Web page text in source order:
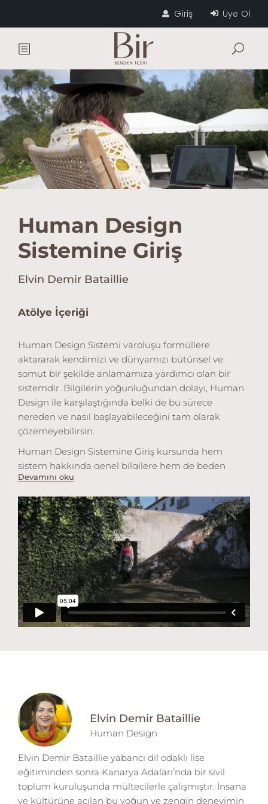
Giriş Üye Ol
Human Design
Sistemine Giriş
Elvin Demir Bataillie
Atölye İçeriği
Human Design Sistemi varoluşu formüllere
aktararak kendimizi ve dünyamızı bütünsel ve
somut bir şekilde anlamamıza yardımcı olan bir
sistemdir. Bilgilerin yoğunluğundan dolayı, Human
Design ile karşılaştığında belki de bu sürece
nereden ve nasıl başlayabileceğini tam olarak
çözemeyebilirsin.
Human Design Sistemine Giriş kursunda hem
sistem hakkında genel bilgilere hem de beden
grafiğini oluşturan en önemli temel ve detaylara
ulaşabilirsin. Böylece sistemi deneyimlemeye
başlamak için gerekli temel bilgilere sahip olursun.
Devamını oku
Elvin Demir Bataillie
Human Design
Elvin Demir Bataillie yabancı dil odaklı lise
eğitiminden sonra Kanarya Adaları’nda bir sivil
toplum kuruluşunda mültecilerle çalışmıştır. İnsana
ve kültürüne açılan bu yoğun ve zengin deneyimin